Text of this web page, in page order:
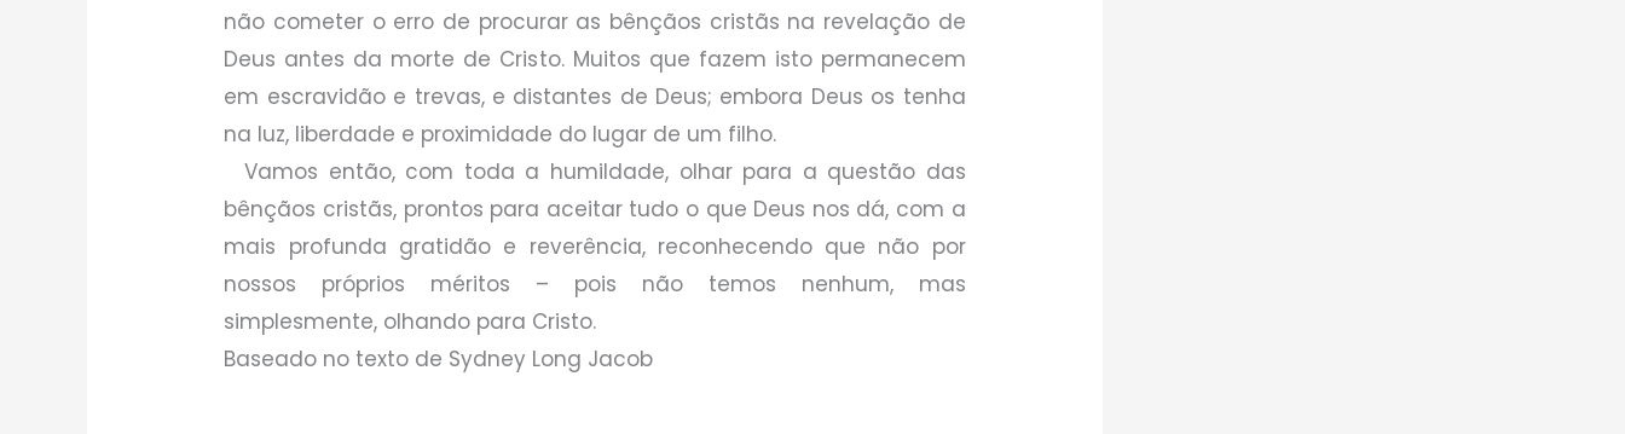
não cometer o erro de procurar as bênçãos cristãs na revelação de
Deus antes da morte de Cristo. Muitos que fazem isto permanecem
em escravidão e trevas, e distantes de Deus; embora Deus os tenha
na luz, liberdade e proximidade do lugar de um filho.
Vamos então, com toda a humildade, olhar para a questão das
bênçãos cristãs, prontos para aceitar tudo o que Deus nos dá, com a
mais profunda gratidão e reverência, reconhecendo que não por
nossos próprios méritos – pois não temos nenhum, mas
simplesmente, olhando para Cristo.
Baseado no texto de Sydney Long Jacob